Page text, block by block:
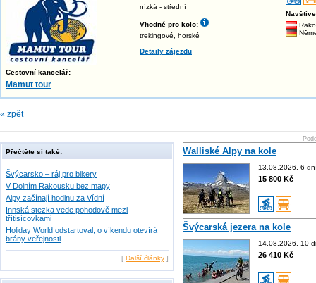
Cestovní kancelář:
Mamut tour
nízká - střední
Vhodné pro kolo:
trekingové, horské
Detaily zájezdu
« zpět
Přečtěte si také:
Švýcarsko – ráj pro bikery
V Dolním Rakousku bez mapy
Alpy začínají hodinu za Vídní
Innská stezka vede pohodově mezi
třítisícovkami
Holiday World odstartoval, o víkendu otevírá
brány veřejnosti
[ Další články ]
Walliské Alpy na kole
13.08.2026, 6
15 800 Kč
Švýcarská jezera na kole
14.08.2026, 10
26 410 Kč